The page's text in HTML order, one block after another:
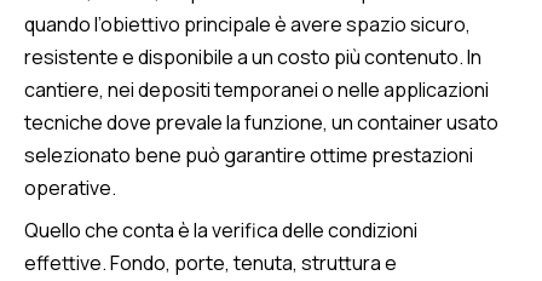
quando l’obiettivo principale è avere spazio sicuro,
resistente e disponibile a un costo più contenuto. In
cantiere, nei depositi temporanei o nelle applicazioni
tecniche dove prevale la funzione, un container usato
selezionato bene può garantire ottime prestazioni
operative.
Quello che conta è la verifica delle condizioni
effettive. Fondo, porte, tenuta, struttura e